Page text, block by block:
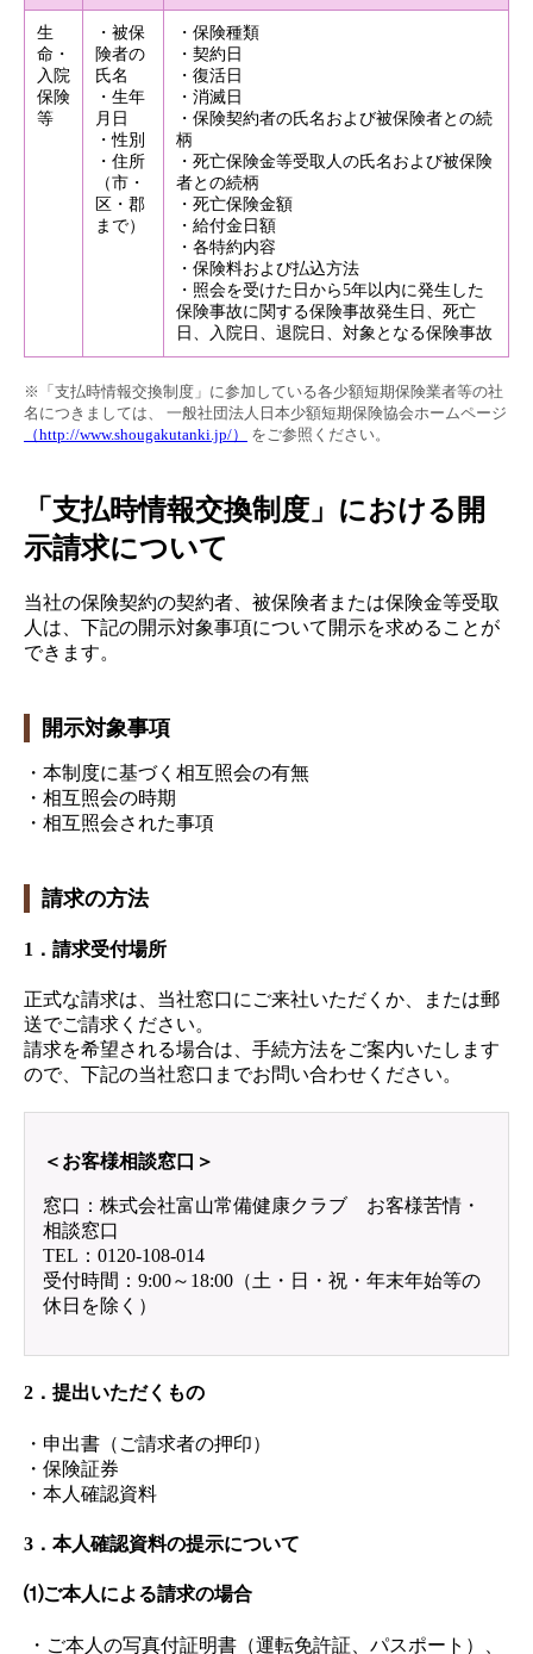
生
命・
入院
保険
等
・被保
険者の
氏名
・生年
月日
・性別
・住所
（市・
区・郡
まで）
・保険種類
・契約日
・復活日
・消滅日
・保険契約者の氏名および被保険者との続
柄
・死亡保険金等受取人の氏名および被保険
者との続柄
・死亡保険金額
・給付金日額
・各特約内容
・保険料および払込方法
・照会を受けた日から5年以内に発生した
保険事故に関する保険事故発生日、死亡
日、入院日、退院日、対象となる保険事故
※「支払時情報交換制度」に参加している各少額短期保険業者等の社
名につきましては、 一般社団法人日本少額短期保険協会ホームページ
（http://www.shougakutanki.jp/）
をご参照ください。
「支払時情報交換制度」における開
示請求について
当社の保険契約の契約者、被保険者または保険金等受取
人は、下記の開示対象事項について開示を求めることが
できます。
開示対象事項
・本制度に基づく相互照会の有無
・相互照会の時期
・相互照会された事項
請求の方法
1．請求受付場所
正式な請求は、当社窓口にご来社いただくか、または郵
送でご請求ください。
請求を希望される場合は、手続方法をご案内いたします
ので、下記の当社窓口までお問い合わせください。
＜お客様相談窓口＞
窓口：株式会社富山常備健康クラブ お客様苦情・
相談窓口
TEL：0120-108-014
受付時間：9:00～18:00（土・日・祝・年末年始等の
休日を除く）
2．提出いただくもの
・申出書（ご請求者の押印）
・保険証券
・本人確認資料
3．本人確認資料の提示について
⑴ご本人による請求の場合
・ご本人の写真付証明書（運転免許証、パスポート）、